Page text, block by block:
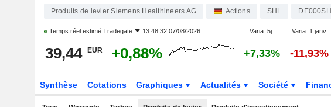
Produits de levier Siemens Healthineers AG Actions SHL
Temps réel estimé Tradegate 13:48:32 07/08/2026 Varia. 5j. Varia. 1 janv.
39,44 EUR +0,88% +7,33% -11,93%
Synthèse Cotations Graphiques Actualités Société